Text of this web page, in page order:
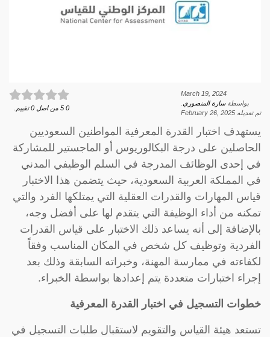
March 19, 2024
بواسطةسارة المنصوري
تم تعديله February 26, 2025
0
5 من اصل 0 تقييم.
يستهدف اختبار القدرة المعرفية المواطنين السعوديين
الحاصلين على درجة البكالوريوس أو الماجستير للمشاركة
في إحدى الوظائف المدرجة في السلم الوظيفي المدني
في المملكة العربية السعودية، حيث يتضمن هذا الاختبار
قياس المهارات والقدرات العقلية التي يمتلكها الفرد والتي
تمكنه من أداء الوظيفة التي يتقدم لها على أفضل وجه،
بالإضافة إلى أنه يساعد ذلك الاختبار على قياس القدرات
الفردية وتوظيف كل شخص في المكان المناسب وفقاً
لكفاءته في ممارسة المهنة، وخبراته السابقة وذلك بعد
إجراء اختبارات متعددة يتم إعدادها بواسطة الخبراء.
خطوات التسجيل في اختبار القدرة المعرفية
تستعد هيئة القياس والتقويم لاستقبال طلبات التسجيل في